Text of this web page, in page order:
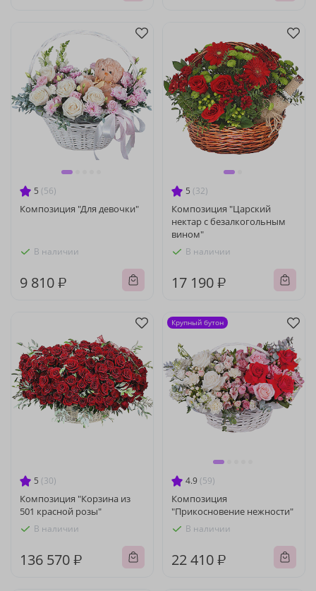
5 (56)
Композиция "Для девочки"
В наличии
9 810 ₽
5 (32)
Композиция "Царский
нектар с безалкогольным
вином"
В наличии
17 190 ₽
5 (30)
Композиция "Корзина из
501 красной розы"
В наличии
136 570 ₽
4.9 (59)
Композиция
"Прикосновение нежности"
В наличии
22 410 ₽
Крупный бутон